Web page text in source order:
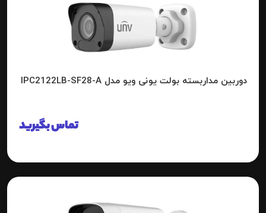
دوربین مداربسته بولت یونی ویو مدل IPC2122LB-SF28-A
تماس بگیرید